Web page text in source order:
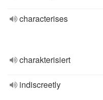
characterises
charakterisiert
indiscreetly